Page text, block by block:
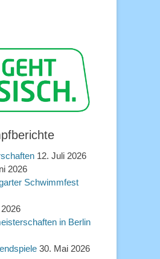
12. Juli 2026
2026
Schwimmfest
in Berlin
30. Mai 2026